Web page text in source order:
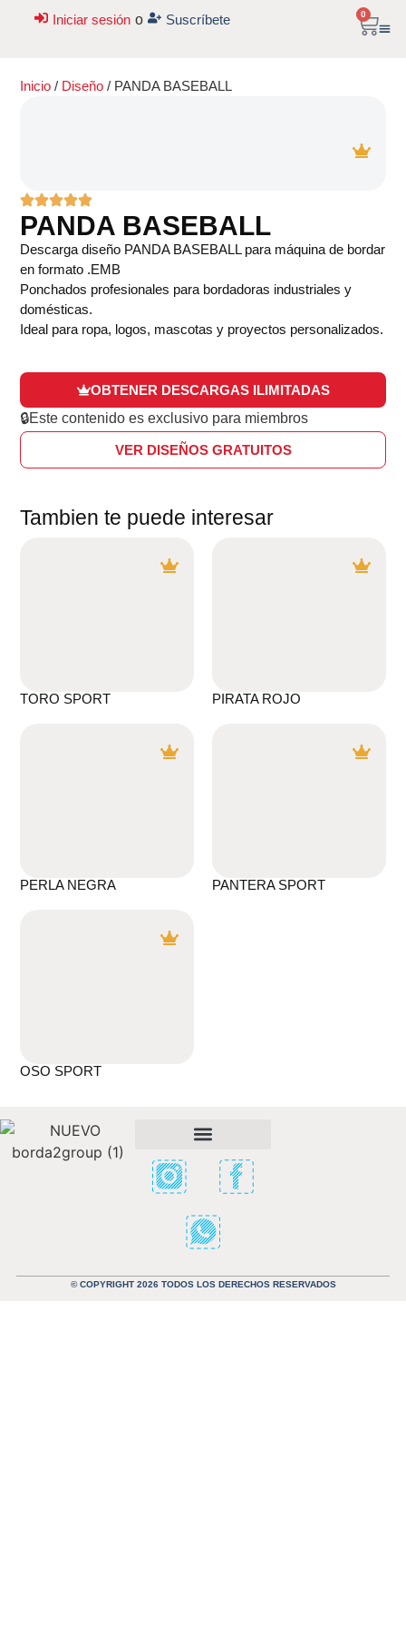
Iniciar sesión o Suscríbete 0
Inicio / Diseño / PANDA BASEBALL
PANDA BASEBALL
Descarga diseño PANDA BASEBALL para máquina de bordar
en formato .EMB
Ponchados profesionales para bordadoras industriales y
domésticas.
Ideal para ropa, logos, mascotas y proyectos personalizados.
OBTENER DESCARGAS ILIMITADAS
🔒Este contenido es exclusivo para miembros
VER DISEÑOS GRATUITOS
Tambien te puede interesar
TORO SPORT PIRATA ROJO
PERLA NEGRA PANTERA SPORT
OSO SPORT
© COPYRIGHT 2026 TODOS LOS DERECHOS RESERVADOS